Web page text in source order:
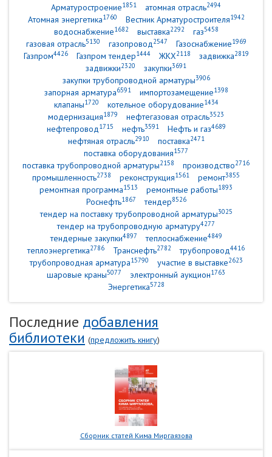
Арматуростроение1851 атомная отрасль2494
Атомная энергетика1760 Вестник Арматуростроителя1942
водоснабжение1682 выставка2292 газ5458
газовая отрасль5130 газопровод2547 Газоснабжение1969
Газпром4426 Газпром тендер1444 ЖКХ2118 задвижка2819
задвижки2320 закупки3691
закупки трубопроводной арматуры3906
запорная арматура6591 импортозамещение1398
клапаны1720 котельное оборудование1434
модернизация1879 нефтегазовая отрасль3523
нефтепровод1715 нефть3591 Нефть и газ4689
нефтяная отрасль2910 поставка2471
поставка оборудования1577
поставка трубопроводной арматуры2158 производство2716
промышленность2738 реконструкция1561 ремонт3855
ремонтная программа1513 ремонтные работы1893
Роснефть1867 тендер8526
тендер на поставку трубопроводной арматуры3025
тендер на трубопроводную арматуру4277
тендерные закупки4897 теплоснабжение4849
теплоэнергетика2786 Транснефть2782 трубопровод4416
трубопроводная арматура15790 участие в выставке2623
шаровые краны5077 электронный аукцион1763
Энергетика5728
Последние добавления
библиотеки (предложить книгу)
Сборник статей Кима Миргаязова